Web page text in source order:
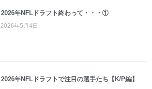
2026年NFLドラフト終わって・・・①
2026年5月4日
2026年NFLドラフトで注目の選手たち【K/P編】